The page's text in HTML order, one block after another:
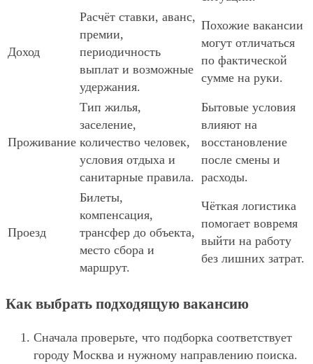
Доход
Расчёт ставки, аванс,
премии,
периодичность
выплат и возможные
удержания.
Похожие вакансии
могут отличаться
по фактической
сумме на руки.
Проживание
Тип жилья,
заселение,
количество человек,
условия отдыха и
санитарные правила.
Бытовые условия
влияют на
восстановление
после смены и
расходы.
Проезд
Билеты,
компенсация,
трансфер до объекта,
место сбора и
маршрут.
Чёткая логистика
помогает вовремя
выйти на работу
без лишних затрат.
Как выбрать подходящую вакансию
Сначала проверьте, что подборка соответствует
городу Москва и нужному направлению поиска.